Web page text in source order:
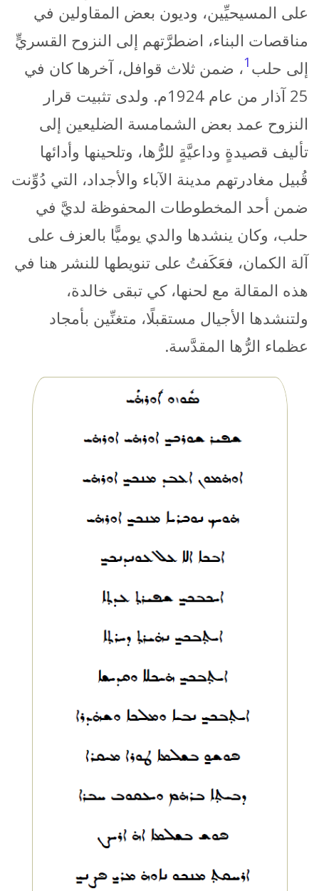
على المسيحيِّين، وديون بعض المقاولين في
مناقصات البناء، اضطرَّتهم إلى النزوح القسريٍّ
إلى حلب 1، ضمن ثلاث قوافل، آخرها كان في
25 آذار من عام 1924م. ولدى تثبيت قرار
النزوح عمد بعض الشمامسة الضليعين إلى
تأليف قصيدةٍ وداعيَّةٍ للرُّها، وتلحينها وأدائها
قُبيل مغادرتهم مدينة الآباء والأجداد، التي دُوِّنت
ضمن أحد المخطوطات المحفوظة لديَّ في
حلب، وكان ينشدها والدي يوميًّا بالعزف على
آلة الكمان، فعَكَفتُ على تنويطها للنشر هنا في
هذه المقالة مع لحنها، كي تبقى خالدة،
ولتنشدها الأجيال مستقبلًا، متغنِّين بأمجاد
عظماء الرُّها المقدَّسة.